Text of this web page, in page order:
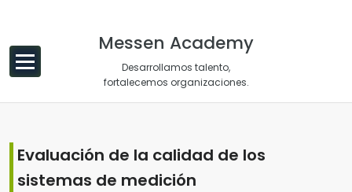
Messen Academy
Desarrollamos talento,
fortalecemos organizaciones.
Evaluación de la calidad de los
sistemas de medición